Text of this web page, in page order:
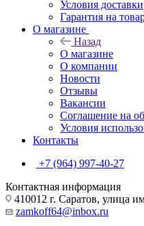
Условия доставки
Гарантия на
О магазине
Назад
О магазине
О компании
Новости
Отзывы
Вакансии
Соглашение на
Условия
Контакты
+7 (964) 997-40-27
Контактная информация
410012 г. Саратов, улица
zamkoff64@inbox.ru